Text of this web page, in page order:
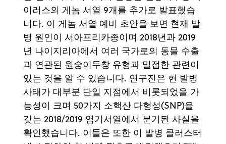
이러스의 게놈 서열 9개를 추가로 발표했습
니다. 이 게놈 서열 예비 초안을 보면 현재 발
병 원인이 서아프리카종이며 2018년과 2019
년 나이지리아에서 여러 국가로의 동물 수출
과 연관된 원숭이두창 유형과 밀접한 관련이
있는 것을 알 수 있습니다. 연구진은 현 발병
사태가 대부분 단일 지점에서 비롯되었을 가
능성이 크며 50가지 소핵산 다형성(SNP)을
갖는 2018/2019 염기서열에서 분기된 사실을
확인했습니다. 이들은 또한 이 발병 클러스터